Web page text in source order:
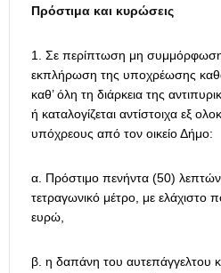
Πρόστιμα και κυρώσεις
Σε περίπτωση μη
εκπλήρωση της υποχρέωσης
καθ’ όλη τη διάρκεια της
ή καταλογίζεται αντίστοιχα εξ
υπόχρεους από τον οικείο Δήμο:
α. Πρόστιμο πενήντα (50)
τετραγωνικό μέτρο, με ελάχιστο
ευρώ,
β. η δαπάνη του αυτεπάγγελτου